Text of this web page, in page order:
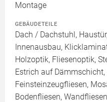
Montage
GEBÄUDETEILE
Dach / Dachstuhl,
Innenausbau,
Holzoptik, Fliesenoptik,
Estrich auf
Feinsteinzeugfliesen,
Bodenfliesen,